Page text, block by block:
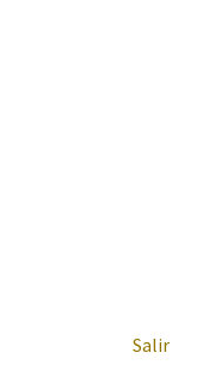
Salir